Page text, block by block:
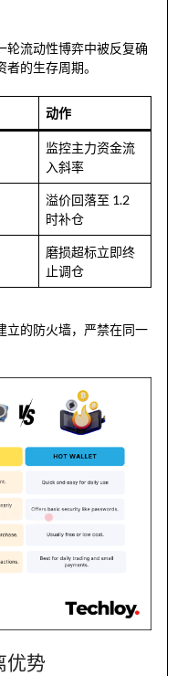
轮流动性博弈中被反复确
的生存周期。
动作
监控主力资金流
入斜率
溢价回落至 1.2
时补仓
磨损超标立即终
止调仓
立的防火墙，严禁在同一
优势